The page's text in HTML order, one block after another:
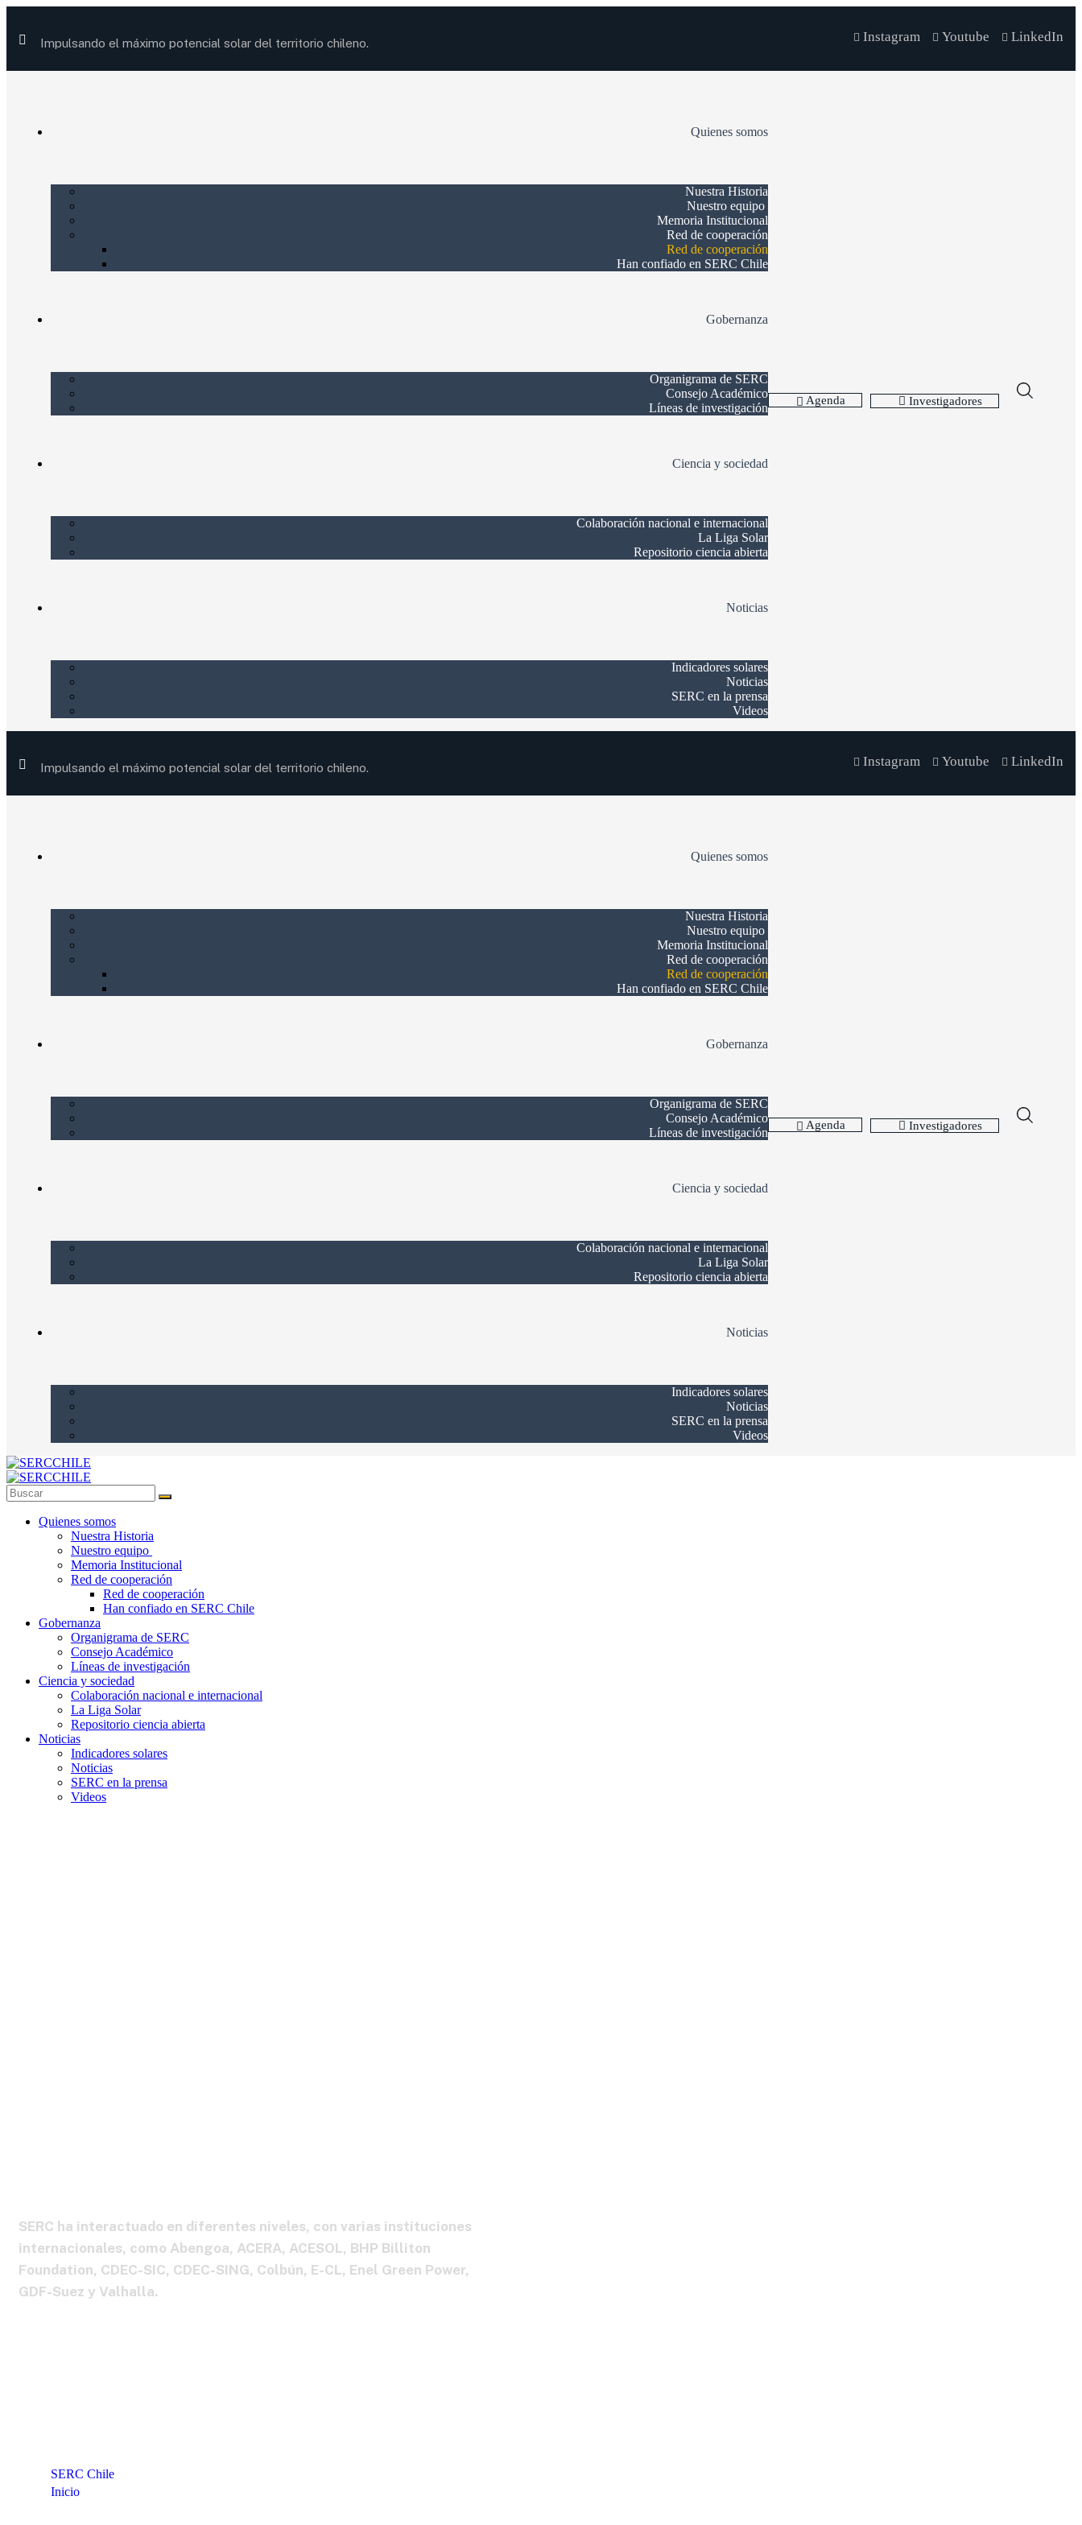
Impulsando el máximo potencial solar del territorio chileno. Instagram Youtube LinkedIn
Quienes somos
Nuestra Historia
Nuestro equipo
Memoria Institucional
Red de cooperación
Red de cooperación
Han confiado en SERC Chile
Gobernanza
Organigrama de SERC
Consejo Académico
Líneas de investigación
Ciencia y sociedad
Colaboración nacional e internacional
La Liga Solar
Repositorio ciencia abierta
Noticias
Indicadores solares
Noticias
SERC en la prensa
Videos
Agenda Investigadores
Impulsando el máximo potencial solar del territorio chileno. Instagram Youtube LinkedIn
Quienes somos
Nuestra Historia
Nuestro equipo
Memoria Institucional
Red de cooperación
Red de cooperación
Han confiado en SERC Chile
Gobernanza
Organigrama de SERC
Consejo Académico
Líneas de investigación
Ciencia y sociedad
Colaboración nacional e internacional
La Liga Solar
Repositorio ciencia abierta
Noticias
Indicadores solares
Noticias
SERC en la prensa
Videos
Agenda Investigadores
Quienes somos
Nuestra Historia
Nuestro equipo
Memoria Institucional
Red de cooperación
Red de cooperación
Han confiado en SERC Chile
Gobernanza
Organigrama de SERC
Consejo Académico
Líneas de investigación
Ciencia y sociedad
Colaboración nacional e internacional
La Liga Solar
Repositorio ciencia abierta
Noticias
Indicadores solares
Noticias
SERC en la prensa
Videos
SERC ha interactuado en diferentes niveles, con varias instituciones
internacionales, como Abengoa, ACERA, ACESOL, BHP Billiton
Foundation, CDEC-SIC, CDEC-SING, Colbún, E-CL, Enel Green Power,
GDF-Suez y Valhalla.
SERC Chile
Inicio